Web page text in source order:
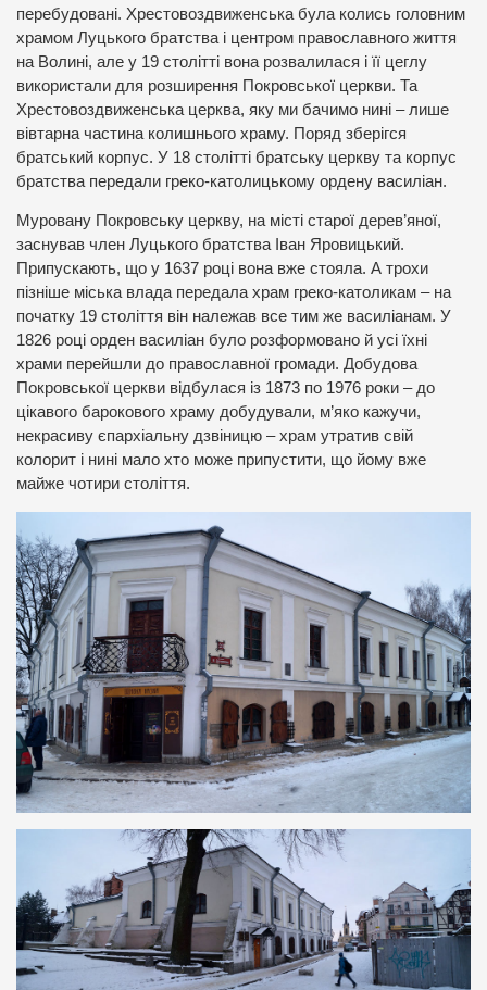
перебудовані. Хрестовоздвиженська була колись головним
храмом Луцького братства і центром православного життя
на Волині, але у 19 столітті вона розвалилася і її цеглу
використали для розширення Покровської церкви. Та
Хрестовоздвиженська церква, яку ми бачимо нині – лише
вівтарна частина колишнього храму. Поряд зберігся
братський корпус. У 18 столітті братську церкву та корпус
братства передали греко-католицькому ордену василіан.
Муровану Покровську церкву, на місті старої дерев’яної,
заснував член Луцького братства Іван Яровицький.
Припускають, що у 1637 році вона вже стояла. А трохи
пізніше міська влада передала храм греко-католикам – на
початку 19 століття він належав все тим же василіанам. У
1826 році орден василіан було розформовано й усі їхні
храми перейшли до православної громади. Добудова
Покровської церкви відбулася із 1873 по 1976 роки – до
цікавого барокового храму добудували, м’яко кажучи,
некрасиву єпархіальну дзвіницю – храм утратив свій
колорит і нині мало хто може припустити, що йому вже
майже чотири століття.